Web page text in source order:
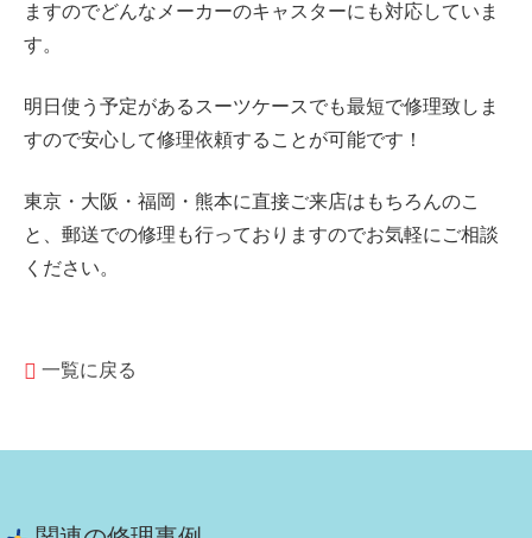
ますのでどんなメーカーのキャスターにも対応していま
す。
明日使う予定があるスーツケースでも最短で修理致しま
すので安心して修理依頼することが可能です！
東京・大阪・福岡・熊本に直接ご来店はもちろんのこ
と、郵送での修理も行っておりますのでお気軽にご相談
ください。
一覧に戻る